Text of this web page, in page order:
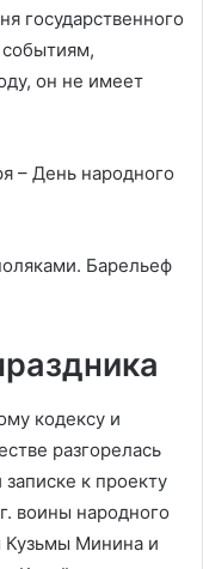
государственного
он не имеет
Барельеф
кодексу и
разгорелась
к проекту
воины народного
Кузьмы Минина и